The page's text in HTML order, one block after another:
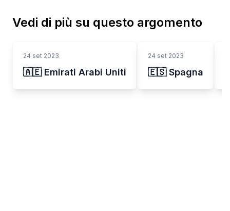
Vedi di più su questo argomento
24 set 2023
🇦🇪 Emirati Arabi Uniti
24 set 2023
🇪🇸 Spagna